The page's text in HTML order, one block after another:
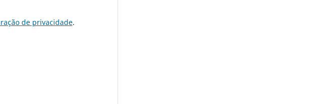
de privacidade.